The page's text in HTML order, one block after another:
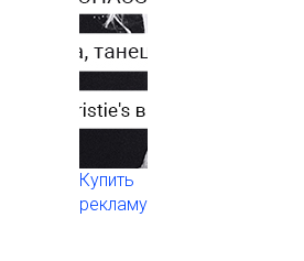
Купить
рекламу